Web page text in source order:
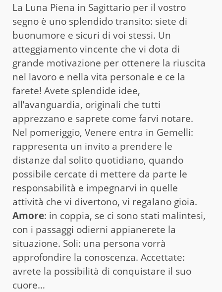
La Luna Piena in Sagittario per il vostro
segno è uno splendido transito: siete di
buonumore e sicuri di voi stessi. Un
atteggiamento vincente che vi dota di
grande motivazione per ottenere la riuscita
nel lavoro e nella vita personale e ce la
farete! Avete splendide idee,
all’avanguardia, originali che tutti
apprezzano e saprete come farvi notare.
Nel pomeriggio, Venere entra in Gemelli:
rappresenta un invito a prendere le
distanze dal solito quotidiano, quando
possibile cercate di mettere da parte le
responsabilità e impegnarvi in quelle
attività che vi divertono, vi regalano gioia.
Amore: in coppia, se ci sono stati malintesi,
con i passaggi odierni appianerete la
situazione. Soli: una persona vorrà
approfondire la conoscenza. Accettate:
avrete la possibilità di conquistare il suo
cuore…